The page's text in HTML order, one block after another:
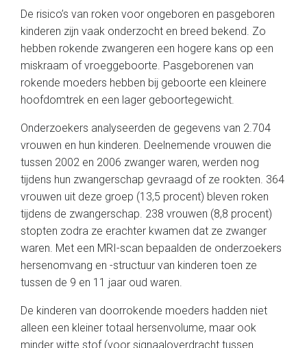
De risico’s van roken voor ongeboren en pasgeboren
kinderen zijn vaak onderzocht en breed bekend. Zo
hebben rokende zwangeren een hogere kans op een
miskraam of vroeggeboorte. Pasgeborenen van
rokende moeders hebben bij geboorte een kleinere
hoofdomtrek en een lager geboortegewicht.
Onderzoekers analyseerden de gegevens van 2.704
vrouwen en hun kinderen. Deelnemende vrouwen die
tussen 2002 en 2006 zwanger waren, werden nog
tijdens hun zwangerschap gevraagd of ze rookten. 364
vrouwen uit deze groep (13,5 procent) bleven roken
tijdens de zwangerschap. 238 vrouwen (8,8 procent)
stopten zodra ze erachter kwamen dat ze zwanger
waren. Met een MRI-scan bepaalden de onderzoekers
hersenomvang en -structuur van kinderen toen ze
tussen de 9 en 11 jaar oud waren.
De kinderen van doorrokende moeders hadden niet
alleen een kleiner totaal hersenvolume, maar ook
minder witte stof (voor signaaloverdracht tussen